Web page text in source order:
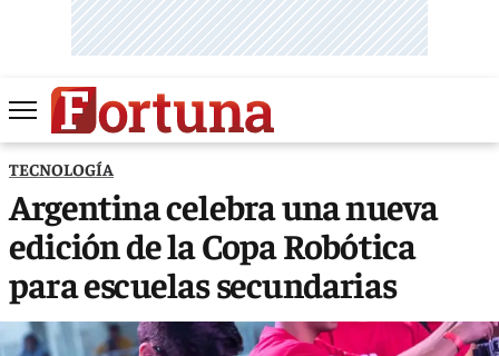
TECNOLOGÍA
Argentina celebra una nueva
edición de la Copa Robótica
para escuelas secundarias